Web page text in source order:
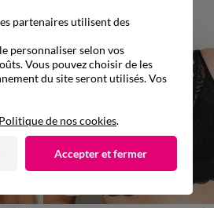
partenaires utilisent des
personnaliser selon vos
Vous pouvez choisir de les
du site seront utilisés. Vos
Politique de nos cookies.
Accepter et fermer